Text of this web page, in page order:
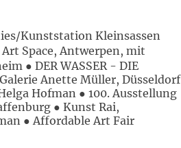
Kunststation Kleinsassen
Space, Antwerpen, mit
● DER WASSER - DIE
Anette Müller, Düsseldorf
Hofman ● 100. Ausstellung
● Kunst Rai,
● Affordable Art Fair